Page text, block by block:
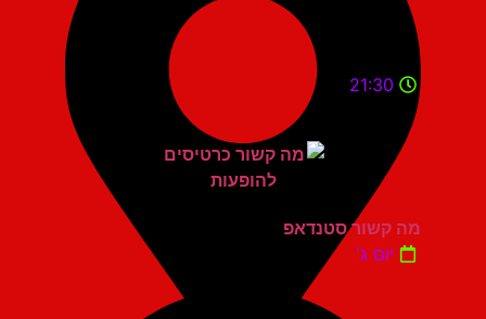
21:30
מה קשור סטנדאפ
יום ג'